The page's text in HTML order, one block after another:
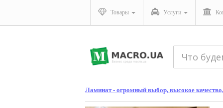
Товары Услуги
Ламинат - огромный выбор, высокое